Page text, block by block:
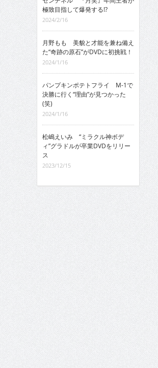
極致目指して爆発する!?
2024/2/16
月野もも 美貌と才能を兼ね備え
た“奇跡の原石”がDVDに初挑戦！
2024/1/16
パンプキンポテトフライ M-1で
決勝に行く“理由”が見つかった
(笑)
2024/1/16
松嶋えいみ “ミラクル神ボデ
ィ”グラドルが卒業DVDをリリー
ス
2023/12/15